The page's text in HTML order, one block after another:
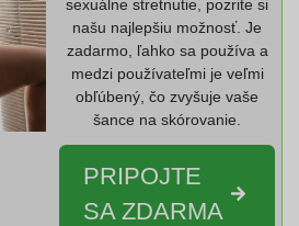
sexuálne stretnutie, pozrite si
našu najlepšiu možnosť. Je
zadarmo, ľahko sa používa a
medzi používateľmi je veľmi
obľúbený, čo zvyšuje vaše
šance na skórovanie.
PRIPOJTE
SA ZDARMA